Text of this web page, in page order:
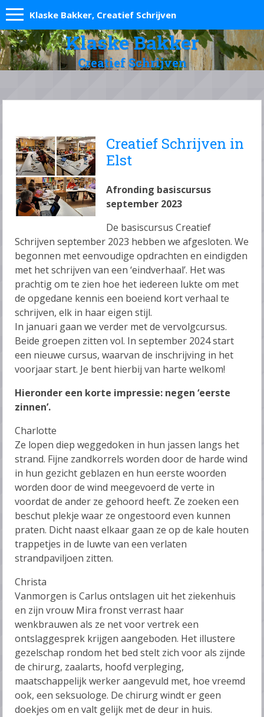
Klaske Bakker, Creatief Schrijven
Klaske Bakker
Creatief Schrijven
Creatief Schrijven in
Elst
Afronding basiscursus
september 2023
De basiscursus Creatief
Schrijven september 2023 hebben we afgesloten. We
begonnen met eenvoudige opdrachten en eindigden
met het schrijven van een ‘eindverhaal’. Het was
prachtig om te zien hoe het iedereen lukte om met
de opgedane kennis een boeiend kort verhaal te
schrijven, elk in haar eigen stijl.
In januari gaan we verder met de vervolgcursus.
Beide groepen zitten vol. In september 2024 start
een nieuwe cursus, waarvan de inschrijving in het
voorjaar start. Je bent hierbij van harte welkom!
Hieronder een korte impressie: negen ‘eerste
zinnen’.
Charlotte
Ze lopen diep weggedoken in hun jassen langs het
strand. Fijne zandkorrels worden door de harde wind
in hun gezicht geblazen en hun eerste woorden
worden door de wind meegevoerd de verte in
voordat de ander ze gehoord heeft. Ze zoeken een
beschut plekje waar ze ongestoord even kunnen
praten. Dicht naast elkaar gaan ze op de kale houten
trappetjes in de luwte van een verlaten
strandpaviljoen zitten.
Christa
Vanmorgen is Carlus ontslagen uit het ziekenhuis
en zijn vrouw Mira fronst verrast haar
wenkbrauwen als ze net voor vertrek een
ontslaggesprek krijgen aangeboden. Het illustere
gezelschap rondom het bed stelt zich voor als zijnde
de chirurg, zaalarts, hoofd verpleging,
maatschappelijk werker aangevuld met, hoe vreemd
ook, een seksuologe. De chirurg windt er geen
doekjes om en valt gelijk met de deur in huis.